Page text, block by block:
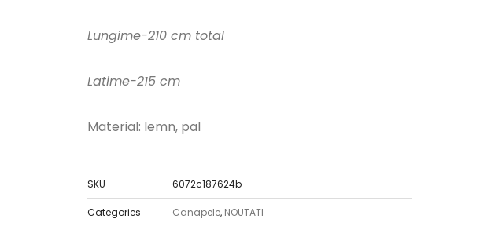
Lungime-210 cm total
Latime-215 cm
Material: lemn, pal
SKU 6072c187624b
Categories Canapele, NOUTATI